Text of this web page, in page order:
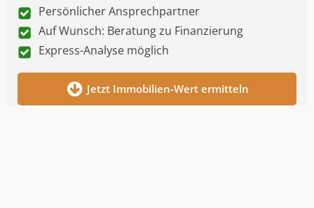
Persönlicher Ansprechpartner
Auf Wunsch: Beratung zu Finanzierung
Express-Analyse möglich
Jetzt Immobilien-Wert ermitteln